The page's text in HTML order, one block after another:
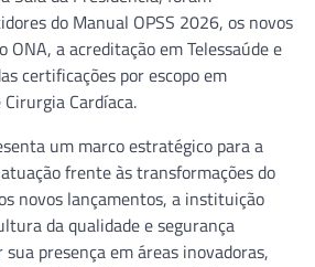
do Manual OPSS 2026, os novos
ONA, a acreditação em Telessaúde e
certificações por escopo em
Cardíaca.
um marco estratégico para a
frente às transformações do
novos lançamentos, a instituição
da qualidade e segurança
presença em áreas inovadoras,